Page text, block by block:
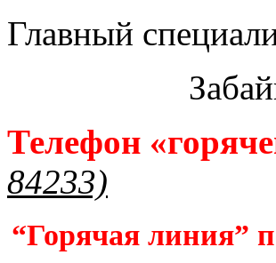
Главный
Телефон
84233)
“Горячая линия”